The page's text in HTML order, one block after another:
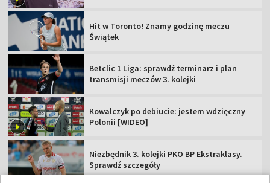
Hit w Toronto! Znamy godzinę meczu
Świątek
Betclic 1 Liga: sprawdź terminarz i plan
transmisji meczów 3. kolejki
Kowalczyk po debiucie: jestem wdzięczny
Polonii [WIDEO]
Niezbędnik 3. kolejki PKO BP Ekstraklasy.
Sprawdź szczegóły